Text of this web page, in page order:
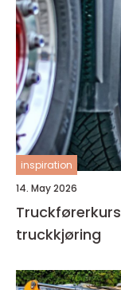
inspiration
14. May 2026
Truckførerkurs veien til trygg og effektiv
truckkjøring